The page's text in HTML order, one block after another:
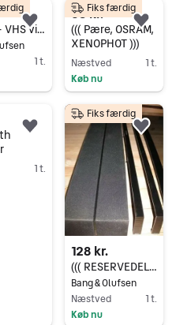
(((. B&O - VHS videomaskine, Bang & Olufsen, V3000 )))
1 t.
Føj til favoritter.
68 kr.
((( Pære, OSRAM,
XENOPHOT )))
Næstved
1 t.
Køb nu
Fiks færdig
Føj
Gå til annoncen
1 t.
Føj til favoritter.
128 kr.
((( RESERVEDELE B&O, MX 7000 )))
Bang & Olufsen
Næstved
1 t.
Køb nu
Fiks færdig
Føj